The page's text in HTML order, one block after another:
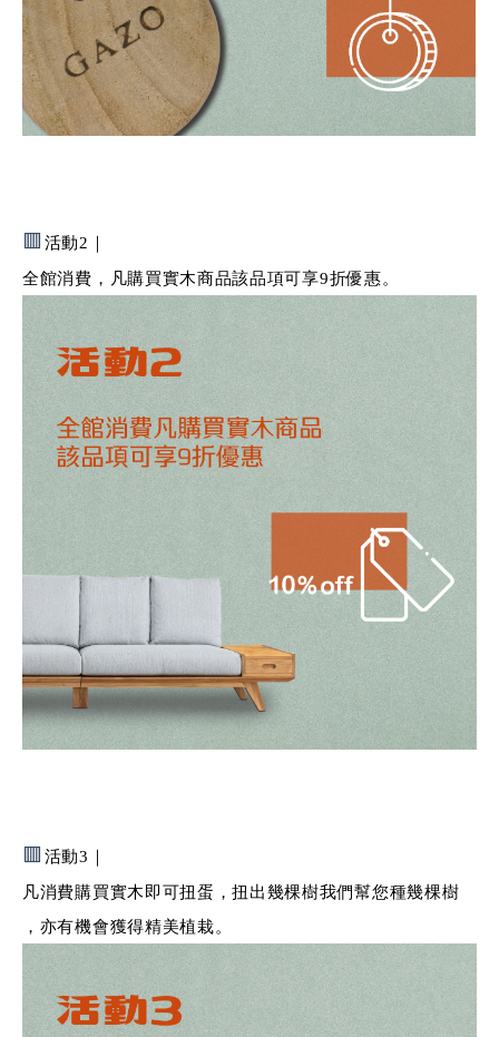
🟥 活動2｜
全館消費，凡購買實木商品該品項可享9折優惠。
🟥 活動3｜
凡消費購買實木即可扭蛋，扭出幾棵樹我們幫您種幾棵樹
，亦有機會獲得精美植栽。